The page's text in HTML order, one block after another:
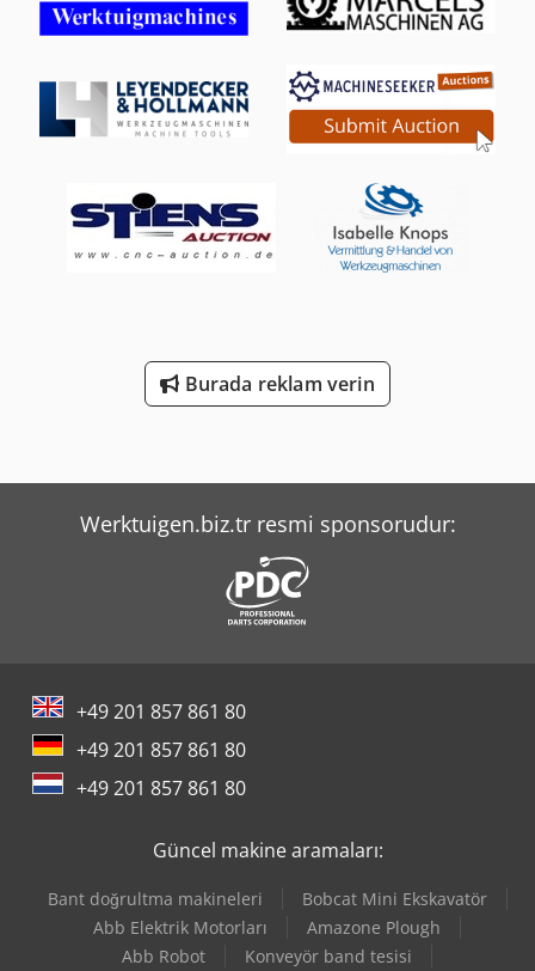
Burada reklam verin
Werktuigen.biz.tr resmi sponsorudur:
+49 201 857 861 80
+49 201 857 861 80
+49 201 857 861 80
Güncel makine aramaları:
Bant doğrultma makineleri
Bobcat Mini Ekskavatör
Abb Elektrik Motorları
Amazone Plough
Abb Robot
Konveyör band tesisi